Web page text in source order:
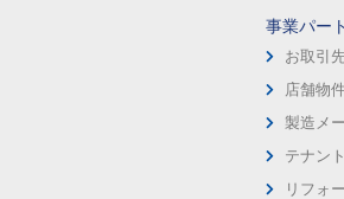
事業パー
お取引
店舗物
製造メ
テナン
リフォ